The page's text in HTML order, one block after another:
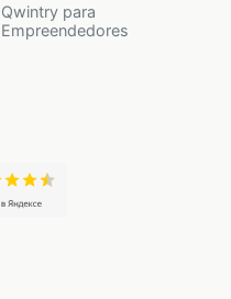
Qwintry para
Empreendedores